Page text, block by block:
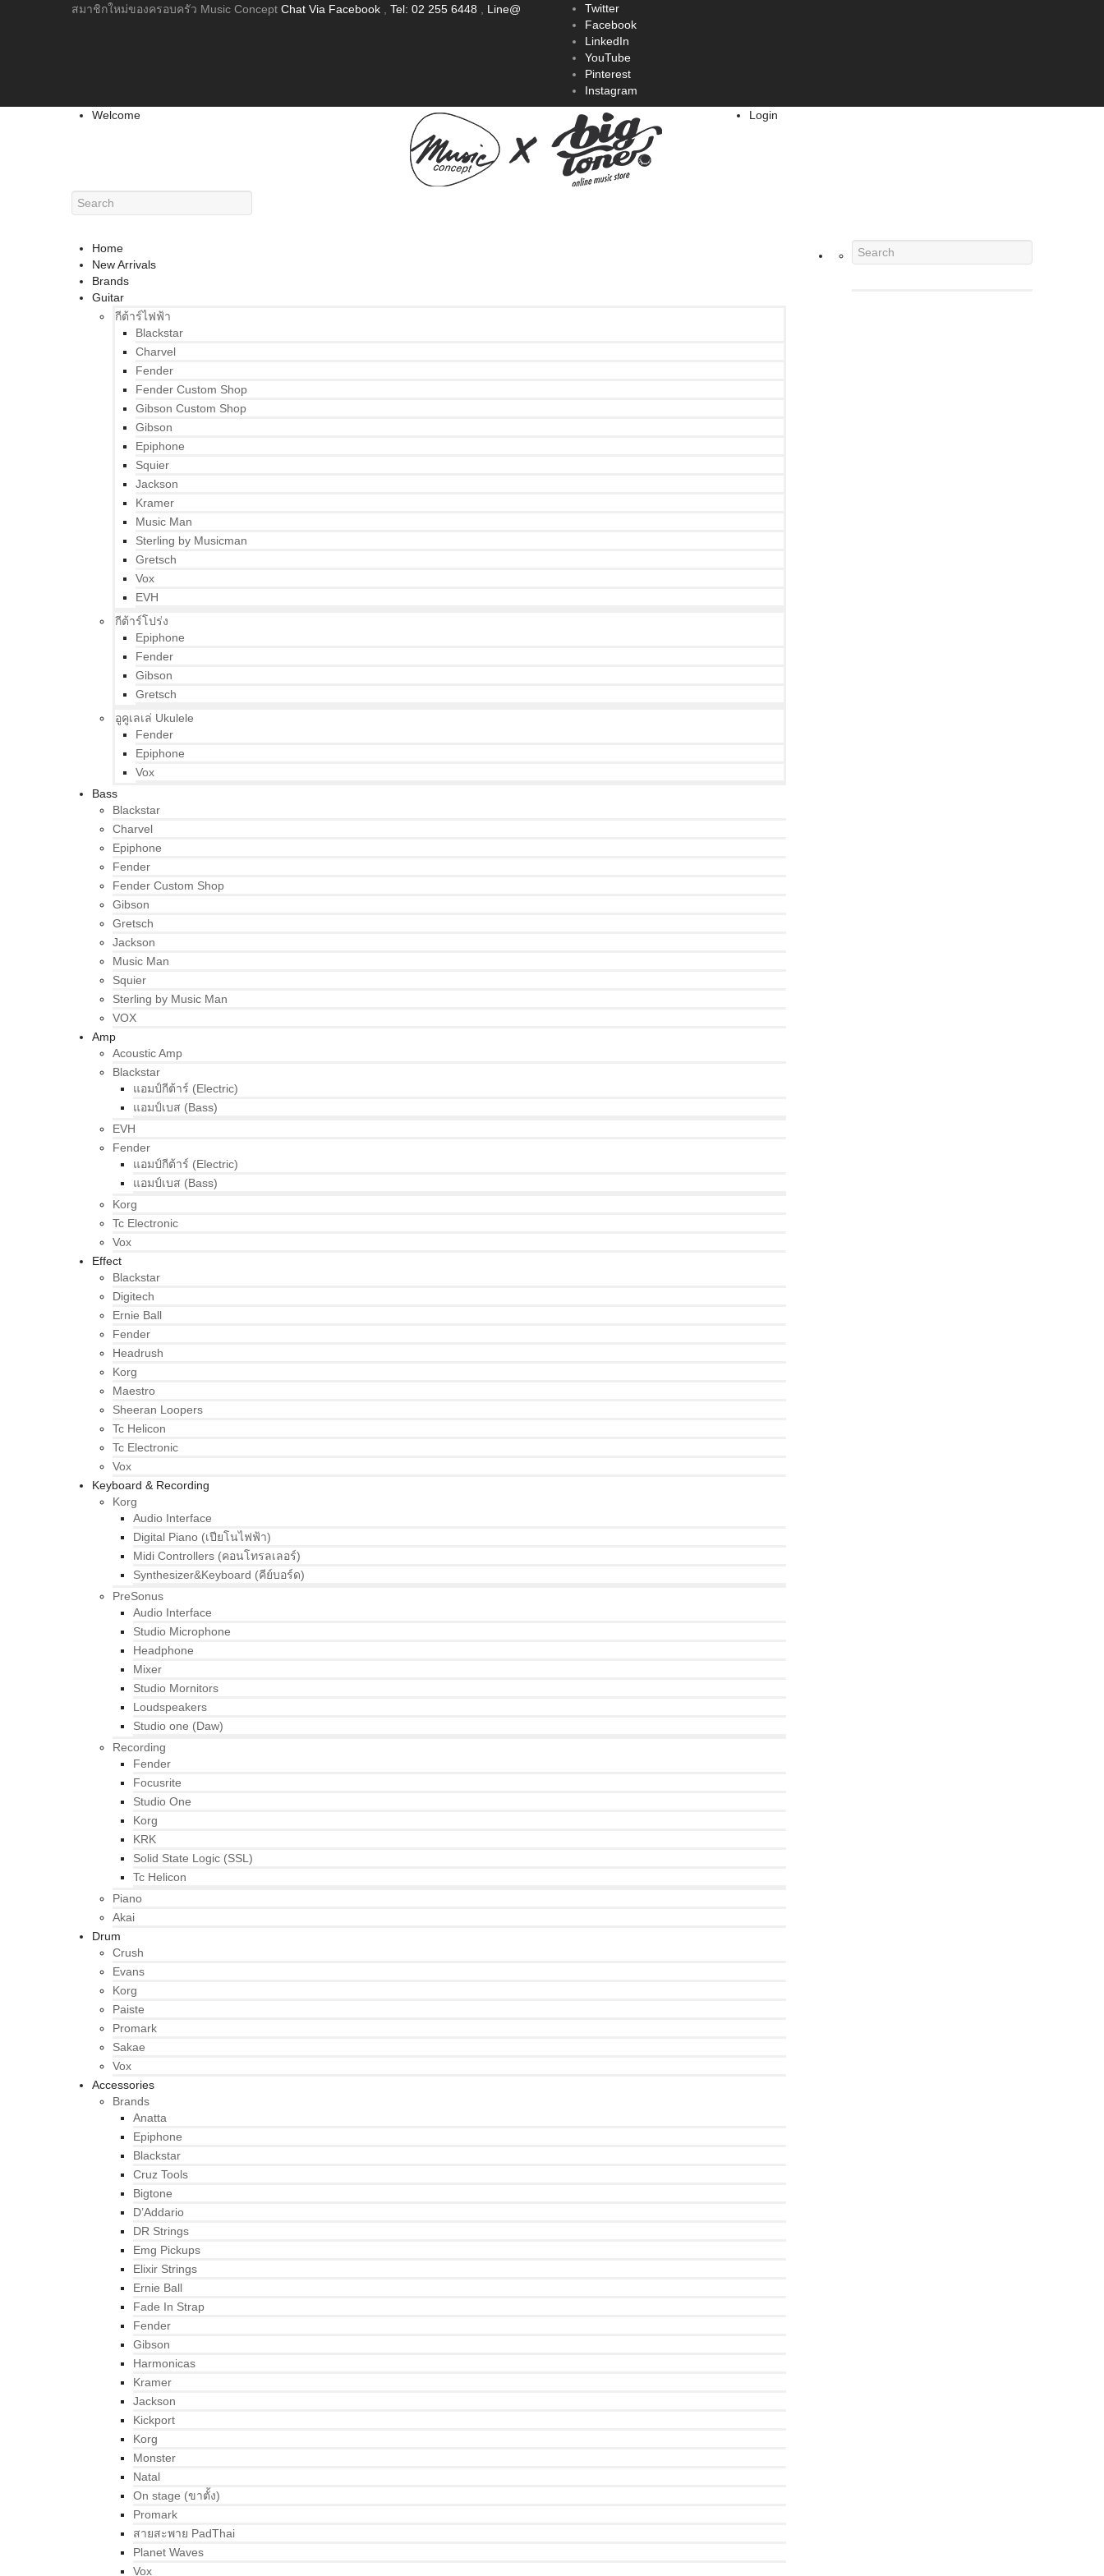
สมาชิกใหม่ของครอบครัว Music Concept Chat Via Facebook Tel: 02 255 6448 Line@
Twitter
Facebook
LinkedIn
YouTube
Pinterest
Instagram
Welcome
Login
Home
New Arrivals
Brands
Guitar
กีต้าร์ไฟฟ้า
Blackstar
Charvel
Fender
Fender Custom Shop
Gibson Custom Shop
Gibson
Epiphone
Squier
Jackson
Kramer
Music Man
Sterling by Musicman
Gretsch
Vox
EVH
กีต้าร์โปร่ง
Epiphone
Fender
Gibson
Gretsch
อูคูเลเล่ Ukulele
Fender
Epiphone
Vox
Bass
Blackstar
Charvel
Epiphone
Fender
Fender Custom Shop
Gibson
Gretsch
Jackson
Music Man
Squier
Sterling by Music Man
VOX
Amp
Acoustic Amp
Blackstar
แอมป์กีต้าร์ (Electric)
แอมป์เบส (Bass)
EVH
Fender
แอมป์กีต้าร์ (Electric)
แอมป์เบส (Bass)
Korg
Tc Electronic
Vox
Effect
Blackstar
Digitech
Ernie Ball
Fender
Headrush
Korg
Maestro
Sheeran Loopers
Tc Helicon
Tc Electronic
Vox
Keyboard & Recording
Korg
Audio Interface
Digital Piano (เปียโนไฟฟ้า)
Midi Controllers (คอนโทรลเลอร์)
Synthesizer&Keyboard (คีย์บอร์ด)
PreSonus
Audio Interface
Studio Microphone
Headphone
Mixer
Studio Mornitors
Loudspeakers
Studio one (Daw)
Recording
Fender
Focusrite
Studio One
Korg
KRK
Solid State Logic (SSL)
Tc Helicon
Piano
Akai
Drum
Crush
Evans
Korg
Paiste
Promark
Sakae
Vox
Accessories
Brands
Anatta
Epiphone
Blackstar
Cruz Tools
Bigtone
D’Addario
DR Strings
Emg Pickups
Elixir Strings
Ernie Ball
Fade In Strap
Fender
Gibson
Harmonicas
Kramer
Jackson
Kickport
Korg
Monster
Natal
On stage (ขาตั้ง)
Promark
สายสะพาย PadThai
Planet Waves
Vox